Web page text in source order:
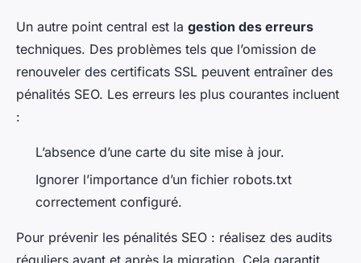
Un autre point central est la gestion des erreurs
techniques. Des problèmes tels que l’omission de
renouveler des certificats SSL peuvent entraîner des
pénalités SEO. Les erreurs les plus courantes incluent
:
L’absence d’une carte du site mise à jour.
Ignorer l’importance d’un fichier robots.txt
correctement configuré.
Pour prévenir les pénalités SEO : réalisez des audits